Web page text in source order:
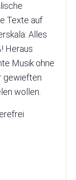
Texte auf
Alles
Heraus
Musik ohne
gewieften
wollen.